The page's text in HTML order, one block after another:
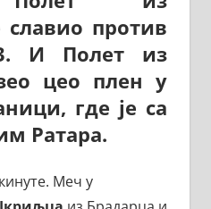
славио против
И Полет из
цео плен у
где је са
Ратара.
Меч у